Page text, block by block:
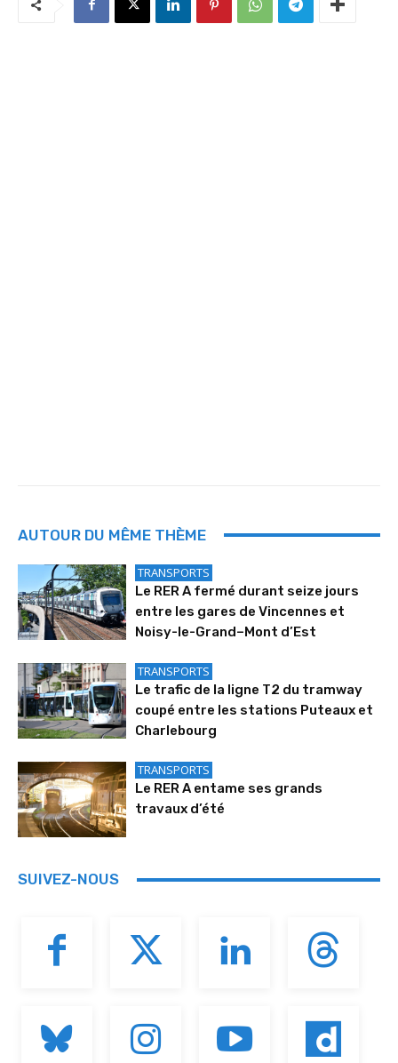
AUTOUR DU MÊME THÈME
TRANSPORTS
Le RER A fermé durant seize jours
entre les gares de Vincennes et
Noisy-le-Grand–Mont d’Est
TRANSPORTS
Le trafic de la ligne T2 du tramway
coupé entre les stations Puteaux et
Charlebourg
TRANSPORTS
Le RER A entame ses grands
travaux d’été
SUIVEZ-NOUS